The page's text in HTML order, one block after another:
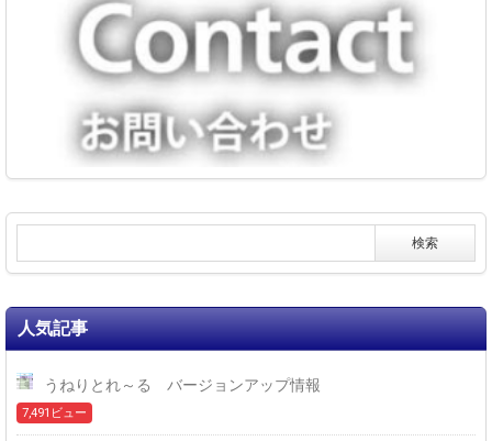
人気記事
うねりとれ～る バージョンアップ情報
7,491ビュー